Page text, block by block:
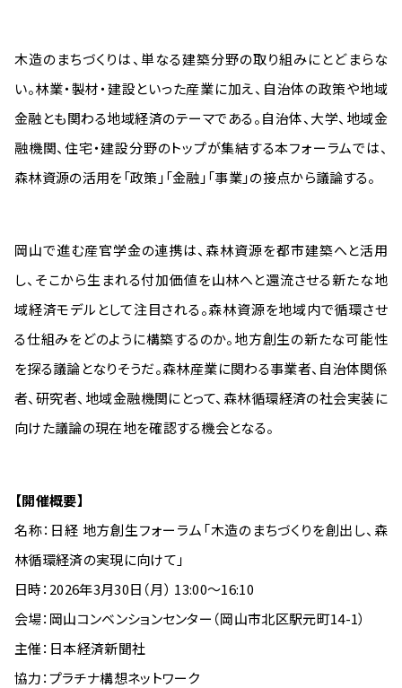
木造のまちづくりは、単なる建築分野の取り組みにとどまらな
い。林業・製材・建設といった産業に加え、自治体の政策や地域
金融とも関わる地域経済のテーマである。自治体、大学、地域金
融機関、住宅・建設分野のトップが集結する本フォーラムでは、
森林資源の活用を「政策」「金融」「事業」の接点から議論する。
岡山で進む産官学金の連携は、森林資源を都市建築へと活用
し、そこから生まれる付加価値を山林へと還流させる新たな地
域経済モデルとして注目される。森林資源を地域内で循環させ
る仕組みをどのように構築するのか。地方創生の新たな可能性
を探る議論となりそうだ。森林産業に関わる事業者、自治体関係
者、研究者、地域金融機関にとって、森林循環経済の社会実装に
向けた議論の現在地を確認する機会となる。
【開催概要】
名称：日経 地方創生フォーラム「木造のまちづくりを創出し、森
林循環経済の実現に向けて」
日時：2026年3月30日（月） 13:00～16:10
会場：岡山コンベンションセンター（岡山市北区駅元町14-1）
主催：日本経済新聞社
協力：プラチナ構想ネットワーク